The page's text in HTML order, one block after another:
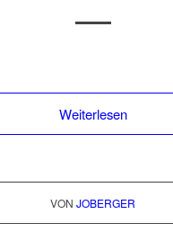
Weiterlesen
VONJOBERGER